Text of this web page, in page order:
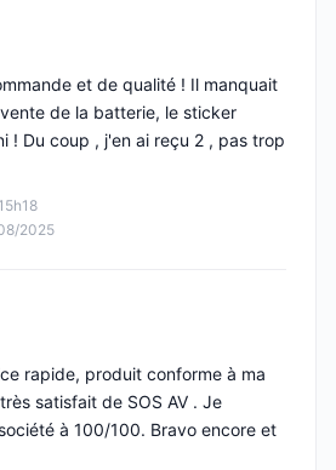
2025
et de qualité ! Il manquait
de la batterie, le sticker
! Du coup , j'en ai reçu 2 , pas trop
rapide, produit conforme à ma
satisfait de SOS AV . Je
à 100/100. Bravo encore et